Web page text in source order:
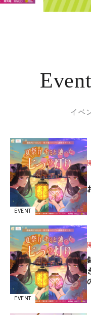
イベ
EVENT
EVENT